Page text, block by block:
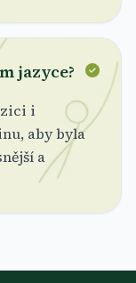
jazyce?
i
aby byla
a